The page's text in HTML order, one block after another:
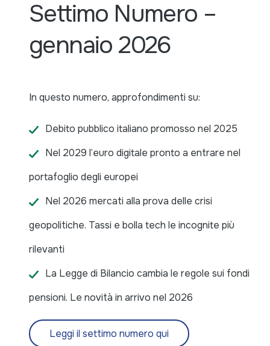
Settimo Numero –
gennaio 2026
In questo numero, approfondimenti su:
Debito pubblico italiano promosso nel 2025
Nel 2029 l’euro digitale pronto a entrare nel
portafoglio degli europei
Nel 2026 mercati alla prova delle crisi
geopolitiche. Tassi e bolla tech le incognite più
rilevanti
La Legge di Bilancio cambia le regole sui fondi
pensioni. Le novità in arrivo nel 2026
Leggi il settimo numero qui